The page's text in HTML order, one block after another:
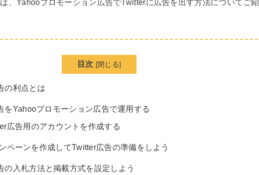
、Yahooプロモーション広告でTwitterに広告を出す方法についてご紹
目次 [閉じる]
の利点とは
をYahooプロモーション広告で運用する
広告用のアカウントを作成する
ペーンを作成してTwitter広告の準備をしよう
の入札方法と掲載方式を設定しよう